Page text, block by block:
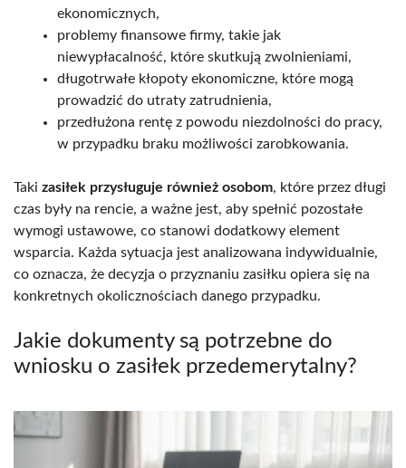
ekonomicznych,
problemy finansowe firmy, takie jak
niewypłacalność, które skutkują zwolnieniami,
długotrwałe kłopoty ekonomiczne, które mogą
prowadzić do utraty zatrudnienia,
przedłużona rentę z powodu niezdolności do pracy,
w przypadku braku możliwości zarobkowania.
Taki zasiłek przysługuje również osobom, które przez długi
czas były na rencie, a ważne jest, aby spełnić pozostałe
wymogi ustawowe, co stanowi dodatkowy element
wsparcia. Każda sytuacja jest analizowana indywidualnie,
co oznacza, że decyzja o przyznaniu zasiłku opiera się na
konkretnych okolicznościach danego przypadku.
Jakie dokumenty są potrzebne do
wniosku o zasiłek przedemerytalny?